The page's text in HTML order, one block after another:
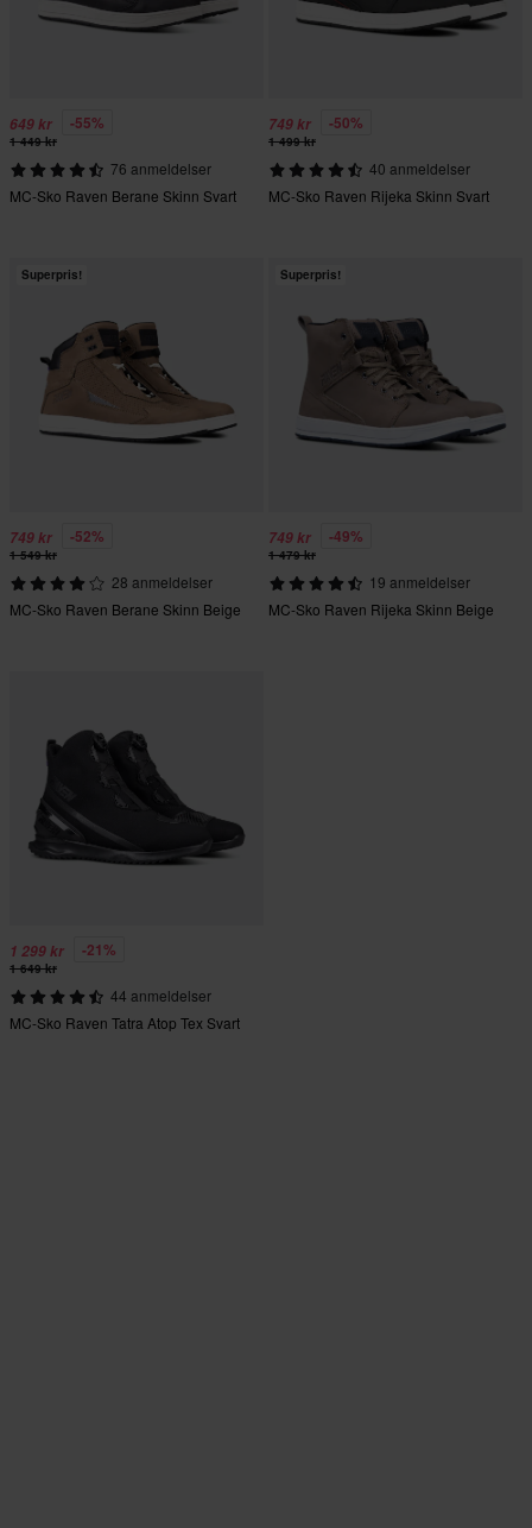
649 kr -55%
1 449 kr
76 anmeldelser
MC-Sko Raven Berane Skinn Svart
749 kr -50%
1 499 kr
40 anmeldelser
MC-Sko Raven Rijeka Skinn Svart
Superpris!
749 kr -52%
1 549 kr
28 anmeldelser
MC-Sko Raven Berane Skinn Beige
Superpris!
749 kr -49%
1 479 kr
19 anmeldelser
MC-Sko Raven Rijeka Skinn Beige
1 299 kr -21%
1 649 kr
44 anmeldelser
MC-Sko Raven Tatra Atop Tex Svart